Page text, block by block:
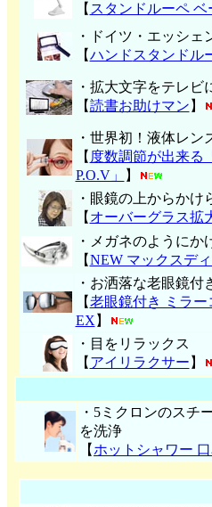
【 スタンドルーペ ベ
・ドイツ・エッシ
【ハンド スタンドル
・拡大文字をテレビ
【読書お助けマン 】
・世界初！液体レン
【 度数調節が出来る
P.O.V」
】
・眼鏡の上からかけ
【 オーバーグラス拡
・メガネのようにか
【NEW マックスデ
・お洒落な老眼鏡付
【老眼鏡付き ミラー
EX 】
・目をリラックス
【 アイリラクサー 】
・5ミクロンのスチ
を洗浄
【 ホットシャワー